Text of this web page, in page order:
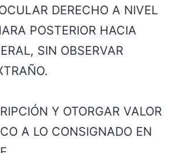
DERECHO A NIVEL
POSTERIOR HACIA
SIN OBSERVAR
Y OTORGAR VALOR
A LO CONSIGNADO EN